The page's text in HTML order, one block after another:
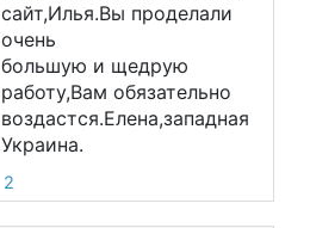
сайт,Илья.Вы проделали
очень
большую и щедрую
работу,Вам обязательно
воздастся.Елена,западная
Украина.
2